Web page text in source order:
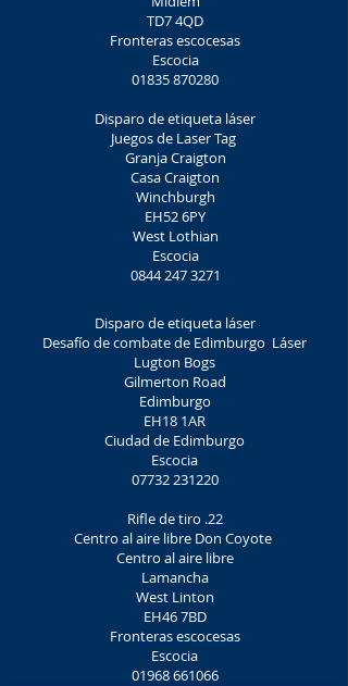
TD7 4QD
Fronteras escocesas
Escocia
01835 870280
Disparo de etiqueta láser
Juegos de Laser Tag
Granja Craigton
Casa Craigton
Winchburgh
EH52 6PY
West Lothian
Escocia
0844 247 3271
Disparo de etiqueta láser
Desafío de combate de Edimburgo Láser
Lugton Bogs
Gilmerton Road
Edimburgo
EH18 1AR
Ciudad de Edimburgo
Escocia
07732 231220
Rifle de tiro .22
Centro al aire libre Don Coyote
Centro al aire libre
Lamancha
West Linton
EH46 7BD
Fronteras escocesas
Escocia
01968 661066